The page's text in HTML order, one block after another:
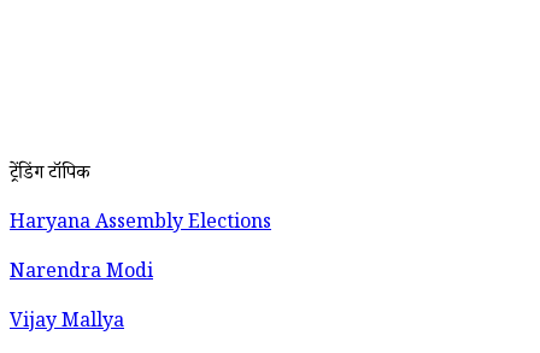
ट्रेंडिंग टॉपिक
Haryana Assembly Elections
Narendra Modi
Vijay Mallya